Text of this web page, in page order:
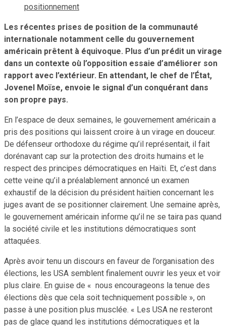
positionnement
Les récentes prises de position de la communauté
internationale notamment celle du gouvernement
américain prêtent à équivoque. Plus d’un prédit un virage
dans un contexte où l’opposition essaie d’améliorer son
rapport avec l’extérieur. En attendant, le chef de l’État,
Jovenel Moïse, envoie le signal d’un conquérant dans
son propre pays.
En l’espace de deux semaines, le gouvernement américain a
pris des positions qui laissent croire à un virage en douceur.
De défenseur orthodoxe du régime qu’il représentait, il fait
dorénavant cap sur la protection des droits humains et le
respect des principes démocratiques en Haïti. Et, c’est dans
cette veine qu’il a préalablement annoncé un examen
exhaustif de la décision du président haïtien concernant les
juges avant de se positionner clairement. Une semaine après,
le gouvernement américain informe qu’il ne se taira pas quand
la société civile et les institutions démocratiques sont
attaquées.
Après avoir tenu un discours en faveur de l’organisation des
élections, les USA semblent finalement ouvrir les yeux et voir
plus claire. En guise de « nous encourageons la tenue des
élections dès que cela soit techniquement possible », on
passe à une position plus musclée. « Les USA ne resteront
pas de glace quand les institutions démocratiques et la